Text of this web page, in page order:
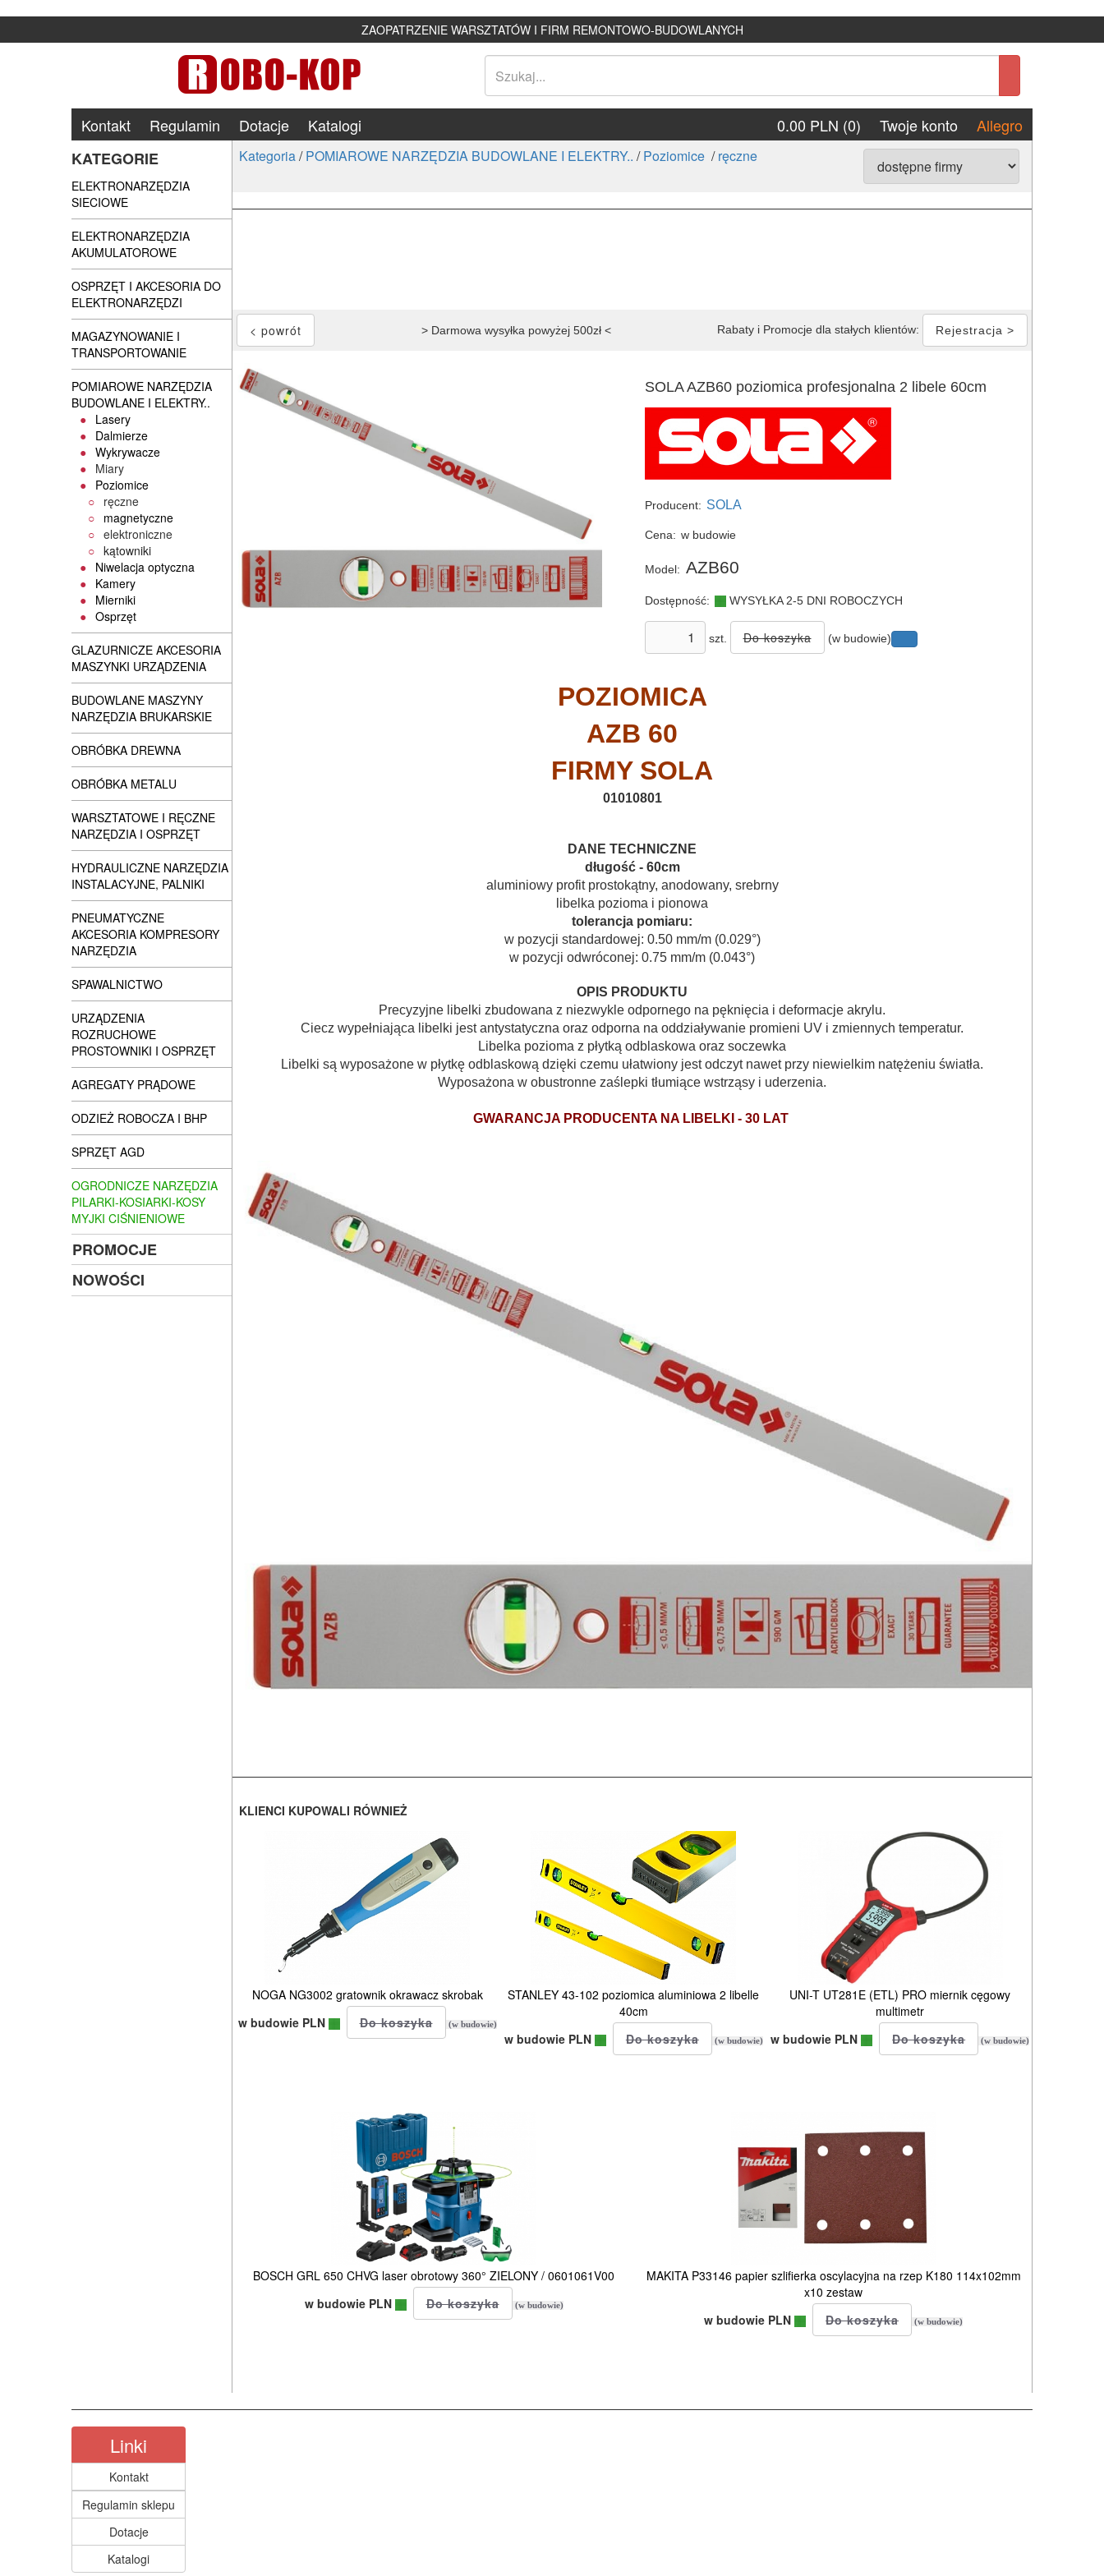
ZAOPATRZENIE WARSZTATÓW I FIRM REMONTOWO-BUDOWLANYCH
Kontakt Regulamin Dotacje Katalogi 0.00 PLN (0) Twoje konto
Allegro
KATEGORIE
ELEKTRONARZĘDZIA
SIECIOWE
ELEKTRONARZĘDZIA
AKUMULATOROWE
OSPRZĘT I AKCESORIA DO
ELEKTRONARZĘDZI
MAGAZYNOWANIE I
TRANSPORTOWANIE
POMIAROWE NARZĘDZIA
BUDOWLANE I ELEKTRY..
Lasery
Dalmierze
Wykrywacze
Miary
Poziomice
ręczne
magnetyczne
elektroniczne
kątowniki
Niwelacja optyczna
Kamery
Mierniki
Osprzęt
GLAZURNICZE AKCESORIA
MASZYNKI URZĄDZENIA
BUDOWLANE MASZYNY
NARZĘDZIA BRUKARSKIE
OBRÓBKA DREWNA
OBRÓBKA METALU
WARSZTATOWE I RĘCZNE
NARZĘDZIA I OSPRZĘT
HYDRAULICZNE NARZĘDZIA
INSTALACYJNE, PALNIKI
PNEUMATYCZNE
AKCESORIA KOMPRESORY
NARZĘDZIA
SPAWALNICTWO
URZĄDZENIA
ROZRUCHOWE
PROSTOWNIKI I OSPRZĘT
AGREGATY PRĄDOWE
ODZIEŻ ROBOCZA I BHP
SPRZĘT AGD
OGRODNICZE NARZĘDZIA
PILARKI-KOSIARKI-KOSY
MYJKI CIŚNIENIOWE
PROMOCJE
NOWOŚCI
Kategoria/POMIAROWE NARZĘDZIA BUDOWLANE I ELEKTRY.. /Poziomice /ręczne
> Darmowa wysyłka powyżej 500zł < Rabaty i Promocje dla stałych klientów: Rejestracja >
SOLA AZB60 poziomica profesjonalna 2 libele 60cm
Producent: SOLA
Cena: w budowie
Model: AZB60
Dostępność: WYSYŁKA 2-5 DNI ROBOCZYCH
szt. (w budowie)
POZIOMICA
AZB 60
FIRMY SOLA
01010801
DANE TECHNICZNE
długość - 60cm
aluminiowy profit prostokątny, anodowany, srebrny
libelka pozioma i pionowa
tolerancja pomiaru:
w pozycji standardowej: 0.50 mm/m (0.029°)
w pozycji odwróconej: 0.75 mm/m (0.043°)
OPIS PRODUKTU
Precyzyjne libelki zbudowana z niezwykle odpornego na pęknięcia i deformacje akrylu.
Ciecz wypełniająca libelki jest antystatyczna oraz odporna na oddziaływanie promieni UV i zmiennych temperatur.
Libelka pozioma z płytką odblaskowa oraz soczewka
Libelki są wyposażone w płytkę odblaskową dzięki czemu ułatwiony jest odczyt nawet przy niewielkim natężeniu światła.
Wyposażona w obustronne zaślepki tłumiące wstrząsy i uderzenia.
GWARANCJA PRODUCENTA NA LIBELKI - 30 LAT
KLIENCI KUPOWALI RÓWNIEŻ
NOGA NG3002 gratownik okrawacz skrobak
w budowie PLN
(w budowie)
STANLEY 43-102 poziomica aluminiowa 2 libelle
40cm
w budowie PLN
(w budowie)
UNI-T UT281E (ETL) PRO miernik cęgowy
multimetr
w budowie PLN
(w budowie)
BOSCH GRL 650 CHVG laser obrotowy 360° ZIELONY / 0601061V00
w budowie PLN
(w budowie)
MAKITA P33146 papier szlifierka oscylacyjna na rzep K180 114x102mm
x10 zestaw
w budowie PLN
(w budowie)
Linki
Kontakt
Regulamin sklepu
Dotacje
Katalogi